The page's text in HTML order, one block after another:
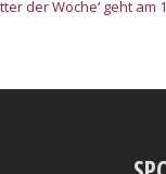
der Woche‘ geht